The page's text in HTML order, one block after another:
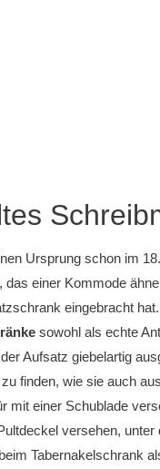
Ursprung schon im
einer Kommode
eingebracht
sowohl als echte
Aufsatz giebelartig
finden, wie sie auch
mit einer Schublade
versehen, unter
Tabernakelschrank